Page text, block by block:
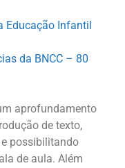
Educação Infantil
da BNCC – 80
aprofundamento
de texto,
possibilitando
de aula. Além